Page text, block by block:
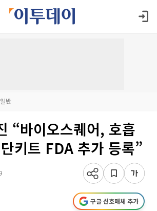
일반
“바이오스퀘어, 호흡
키트 FDA 추가 등록”
구글 선호매체 추가